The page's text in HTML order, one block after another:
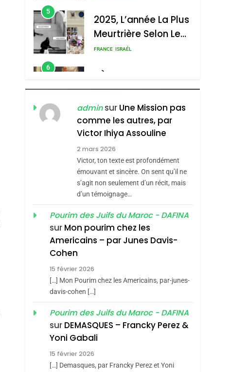
5
2025, L’année La Plus
Meurtrière Selon Le
Rapport D’ADL
FRANCE ISRAÉL
6
FIÈRE, DIGNE ET
RÉSILIENTE :
POURQUOI JE
REVENDIQUE MA
JUDAÏTE Par Thérèse
Zrihen-Dvir
ISRAÉL JUDAISME
CE QUI NOUS
MANQUE – Jacques
Hadida
JUDAISME
Maroc : Les Amandes
De Tafraout, Le Miel
De Tadla Azilal
Consacrés Produits
Du Terroir
DAFINA MAROC
Oeil Ravageur –
2
Dis Guerre»: La
Nouvelle Chanson De
Boy George
ISRAÉL JUDAISME
adminsur Une Mission pas
comme les autres, par
Victor Ihiya Assouline
2 mars 2026
Victor, ton texte est profondément
émouvant et sincère. On sent qu’il ne
s’agit non seulement d’un récit, mais
d’un témoignage…
Pourim des Juifs du Maroc - DAFINA
sur Mon pourim chez les
Americains – par Junes Davis-
Cohen
15 février 2026
[…] Mon Pourim chez les Americains, par-junes-
davis-cohen […]
Pourim des Juifs du Maroc - DAFINA
sur DEMASQUES – Francky Perez &
Yoni Gabali
15 février 2026
[…] Demasques, par Francky Perez et Yoni